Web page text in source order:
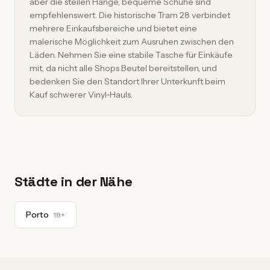
empfehlenswert. Die historische Tram 28 verbindet
mehrere Einkaufsbereiche und bietet eine
malerische Möglichkeit zum Ausruhen zwischen den
Läden. Nehmen Sie eine stabile Tasche für Einkäufe
mit, da nicht alle Shops Beutel bereitstellen, und
bedenken Sie den Standort Ihrer Unterkunft beim
Kauf schwerer Vinyl‑Hauls.
Städte in der Nähe
Porto 18+